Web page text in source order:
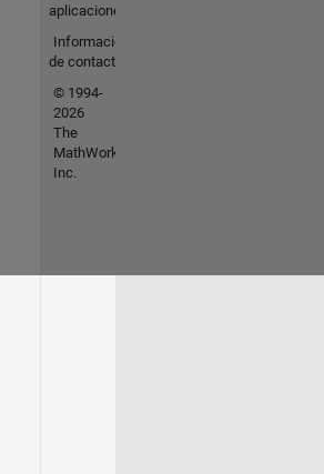
aplicaciones
Información
de contacto
© 1994-
2026
The
MathWorks,
Inc.